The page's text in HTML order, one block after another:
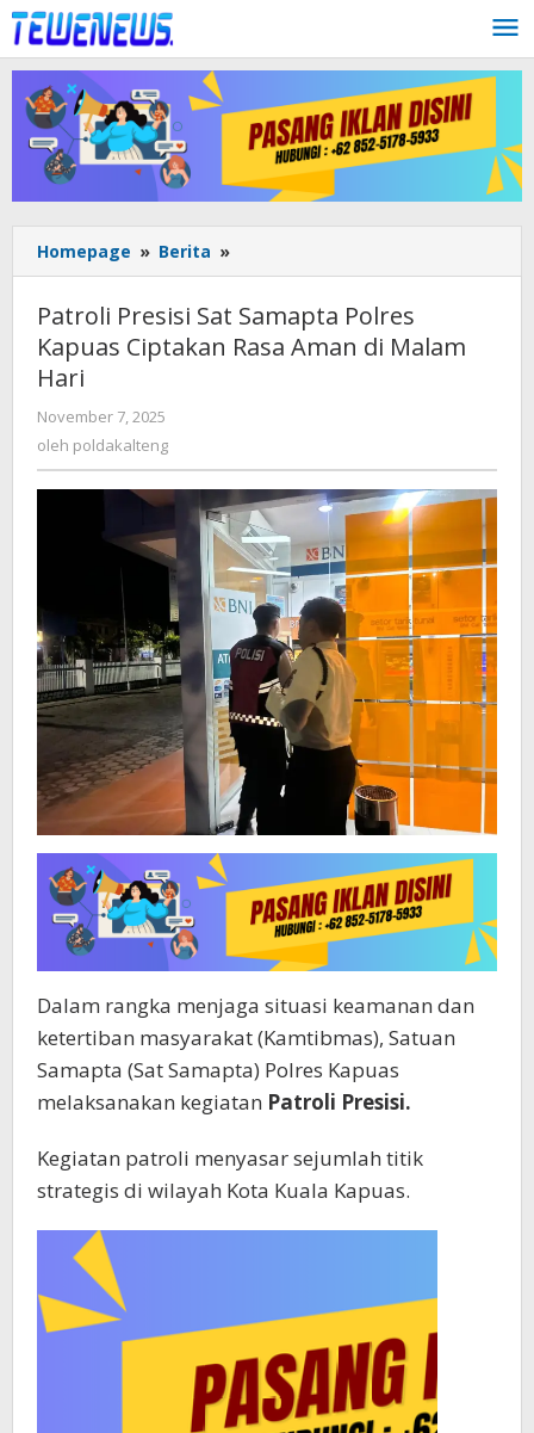
Lewati
ke
konten
Homepage » Berita »
Presisi
Samapta
Polres
di
Malam
Hari
Patroli Presisi Sat Samapta Polres
Kapuas Ciptakan Rasa Aman di Malam
Hari
November 7, 2025
oleh poldakalteng
Dalam rangka menjaga situasi keamanan dan
ketertiban masyarakat (Kamtibmas), Satuan
Samapta (Sat Samapta) Polres Kapuas
melaksanakan kegiatan Patroli Presisi.
Kegiatan patroli menyasar sejumlah titik
strategis di wilayah Kota Kuala Kapuas.